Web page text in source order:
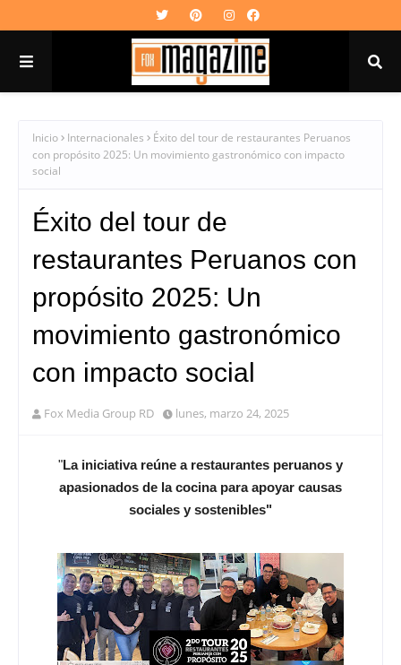
Inicio Internacionales
Éxito del tour de restaurantes Peruanos
con propósito 2025: Un movimiento gastronómico con impacto
social
Éxito del tour de
restaurantes Peruanos con
propósito 2025: Un
movimiento gastronómico
con impacto social
Fox Media Group RD lunes, marzo 24, 2025
"La iniciativa reúne a restaurantes peruanos y
apasionados de la cocina para apoyar causas
sociales y sostenibles"